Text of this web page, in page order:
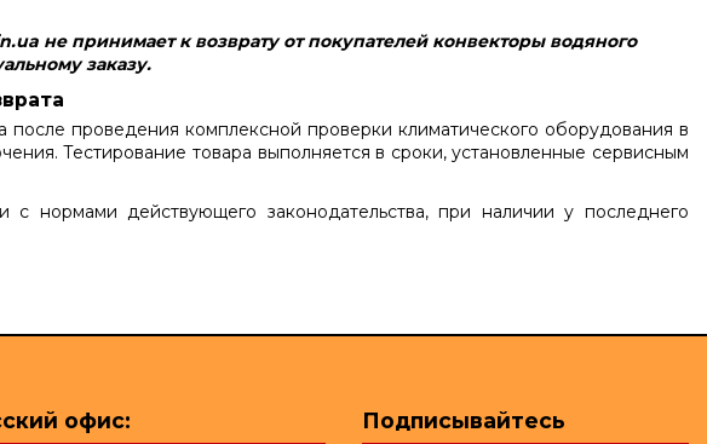
не принимает к возврату от покупателей конвекторы водяного
заказу.
после проведения комплексной проверки климатического оборудования в
Тестирование товара выполняется в сроки, установленные сервисным
нормами действующего законодательства, при наличии у последнего
офис: Подписывайтесь